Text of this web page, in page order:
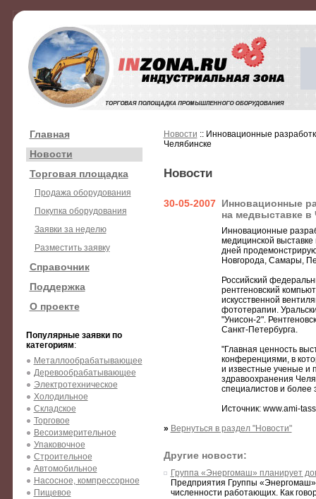
Главная
Новости
Торговая площадка
Продажа оборудования
Покупка оборудования
Заявки за неделю
Разместить заявку
Справочник
Поддержка
О проекте
Популярные заявки по
категориям:
Металлообрабатывающее
Деревообрабатывающее
Электротехническое
Холодильное
Складское
Торговое
Весоизмерительное
Упаковочное
Строительное
Автомобильное
Насосное, компрессорное
Пищевое
Новости :: Инновационные
Челябинске
Новости
30-05-2007 Инновационные
на медвыставке в
Инновационные
медицинской
дней
Новгорода, Самары,
Российский
рентгеновский
искусственной
фототерапии.
"Унисон-2".
Санкт-Петербурга.
"Главная ценность
конференциями, в
и известные ученые и
здравоохранения
специалистов и
Источник: www.ami-
» Вернуться в раздел "Новости"
Другие новости:
Группа «Энергомаш» планирует
Предприятия Группы
численности работающих. Как